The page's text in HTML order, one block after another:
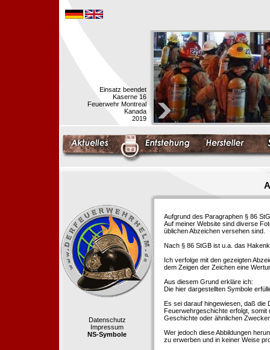
Einsatz beendet
Kaserne 16
Feuerwehr Montreal
Kanada
2019
Datenschutz
Impressum
NS-Symbole
Aufgrund des Paragraphen § 86
Auf meiner Website sind diverse
üblichen Abzeichen versehen sind.
Nach § 86 StGB ist u.a. das
Ich verfolge mit den gezeigten
dem Zeigen der Zeichen eine
Aus diesem Grund erkläre ich:
Die hier dargestellten Symbole
Es sei darauf hingewiesen, daß die
Feuerwehrgeschichte erfolgt,
Geschichte oder ähnlichen
Wer jedoch diese Abbildungen
zu erwerben und in keiner Weise